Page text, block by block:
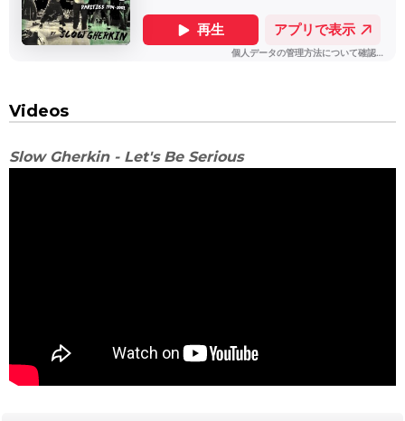
Videos
Slow Gherkin - Let's Be Serious